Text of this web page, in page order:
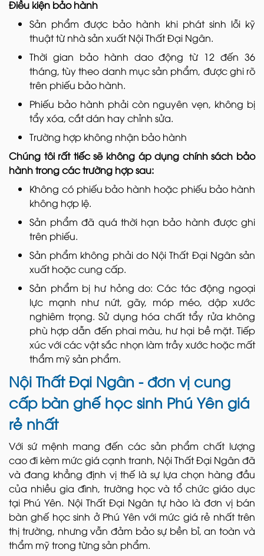
Điều kiện bảo hành
Sản phẩm được bảo hành khi phát sinh lỗi kỹ
thuật từ nhà sản xuất Nội Thất Đại Ngân.
Thời gian bảo hành dao động từ 12 đến 36
tháng, tùy theo danh mục sản phẩm, được ghi rõ
trên phiếu bảo hành.
Phiếu bảo hành phải còn nguyên vẹn, không bị
tẩy xóa, cắt dán hay chỉnh sửa.
Trường hợp không nhận bảo hành
Chúng tôi rất tiếc sẽ không áp dụng chính sách bảo
hành trong các trường hợp sau:
Không có phiếu bảo hành hoặc phiếu bảo hành
không hợp lệ.
Sản phẩm đã quá thời hạn bảo hành được ghi
trên phiếu.
Sản phẩm không phải do Nội Thất Đại Ngân sản
xuất hoặc cung cấp.
Sản phẩm bị hư hỏng do: Các tác động ngoại
lực mạnh như nứt, gãy, móp méo, dập xước
nghiêm trọng. Sử dụng hóa chất tẩy rửa không
phù hợp dẫn đến phai màu, hư hại bề mặt. Tiếp
xúc với các vật sắc nhọn làm trầy xước hoặc mất
thẩm mỹ sản phẩm.
Nội Thất Đại Ngân - đơn vị cung
cấp bàn ghế học sinh Phú Yên giá
rẻ nhất
Với sứ mệnh mang đến các sản phẩm chất lượng
cao đi kèm mức giá cạnh tranh, Nội Thất Đại Ngân đã
và đang khẳng định vị thế là sự lựa chọn hàng đầu
của nhiều gia đình, trường học và tổ chức giáo dục
tại Phú Yên. Nội Thất Đại Ngân tự hào là đơn vị bán
bàn ghế học sinh ở Phú Yên với mức giá rẻ nhất trên
thị trường, nhưng vẫn đảm bảo sự bền bỉ, an toàn và
thẩm mỹ trong từng sản phẩm.